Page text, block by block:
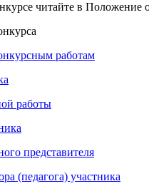
читайте в Положение
работам
работы
представителя
(педагога) участника